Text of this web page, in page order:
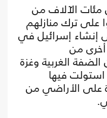
مئات الآلاف من
على ترك منازلهم
إنشاء إسرائيل في
أخرى من
الغربية وغزة
1967 التي استولت فيها
على الأراضي من